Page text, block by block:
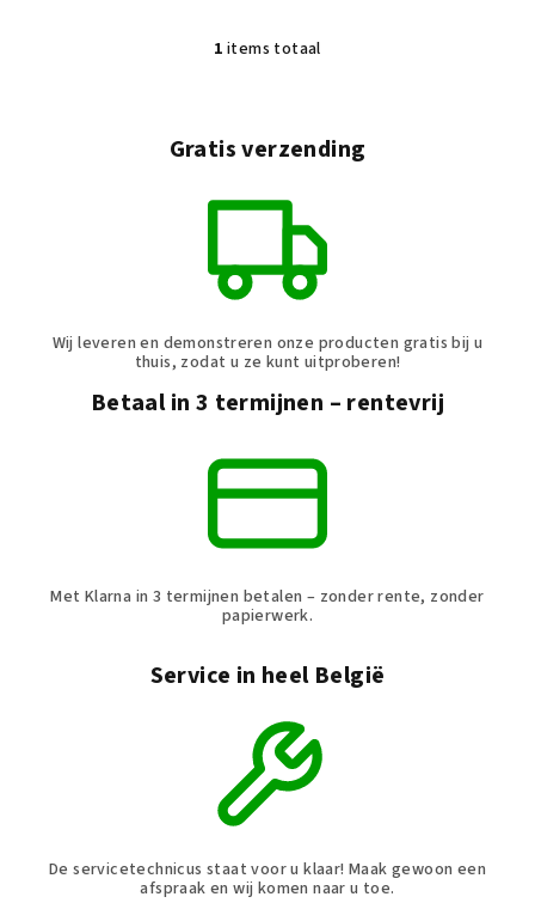
L
s
b
i
n
i
n
g
n
1 items totaal
Gratis verzending
Wij leveren en demonstreren onze producten gratis bij u
thuis, zodat u ze kunt uitproberen!
Betaal in 3 termijnen – rentevrij
Met Klarna in 3 termijnen betalen – zonder rente, zonder
papierwerk.
Service in heel België
De servicetechnicus staat voor u klaar! Maak gewoon een
afspraak en wij komen naar u toe.